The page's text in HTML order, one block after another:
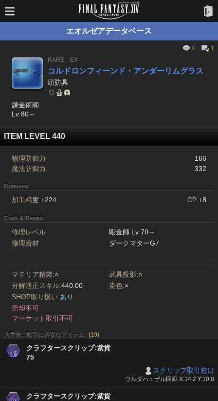
エオルゼアデータベース
0
1
RARE
EX
コルドロンフィーンド・アンダーリムグラス
頭防具
錬金術師
Lv 80～
ITEM LEVEL 440
物理防御力
166
魔法防御力
332
Bonuses
加工精度 +224 CP +8
Craft & Repair
修理レベル
彫金師 Lv 70～
修理資材
ダークマターG7
マテリア精製:○ 武具投影:○
分解適正スキル:440.00 染色:×
SHOP取り扱い:あり
売却不可
マーケット取引不可
入手先 : 取引に必要なアイテム (19)
クラフタースクリップ:紫貨
75
スクリップ取引窓口
ウルダハ：ザル回廊 X:14.2 Y:10.8
クラフタースクリップ:紫貨